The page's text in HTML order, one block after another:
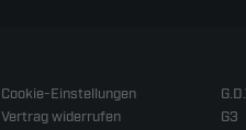
Cookie-Einstellungen
Vertrag widerrufen
G3